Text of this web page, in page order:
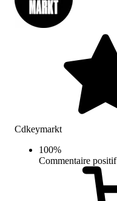
Cdkeymarkt
100%
Commentaire positif